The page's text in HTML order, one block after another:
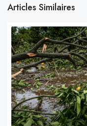
Articles Similaires